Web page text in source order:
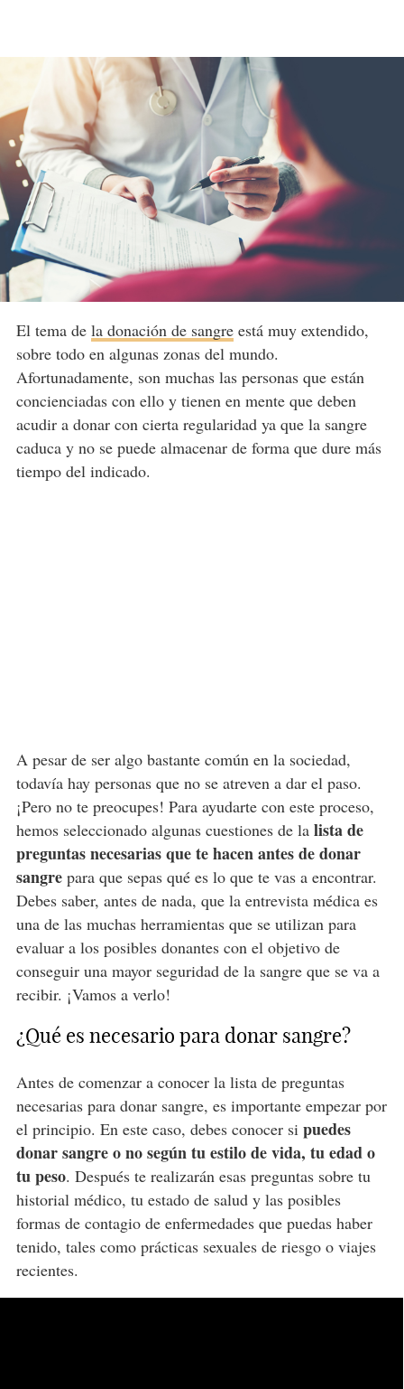
El tema de la donación de sangreestá muy extendido,
sobre todo en algunas zonas del mundo.
Afortunadamente, son muchas las personas que están
concienciadas con ello y tienen en mente que deben
acudir a donar con cierta regularidad ya que la sangre
caduca y no se puede almacenar de forma que dure más
tiempo del indicado.
A pesar de ser algo bastante común en la sociedad,
todavía hay personas que no se atreven a dar el paso.
¡Pero no te preocupes! Para ayudarte con este proceso,
hemos seleccionado algunas cuestiones de lalista de
preguntas necesarias que te hacen antes de donar
sangrepara que sepas qué es lo que te vas a encontrar.
Debes saber, antes de nada, que la entrevista médica es
una de las muchas herramientas que se utilizan para
evaluar a los posibles donantes con el objetivo de
conseguir una mayor seguridad de la sangre que se va a
recibir. ¡Vamos a verlo!
¿Qué es necesario para donar sangre?
Antes de comenzar a conocer la lista de preguntas
necesarias para donar sangre, es importante empezar por
el principio. En este caso, debes conocer si puedes
donar sangre o no según tu estilo de vida, tu edad o
tu peso. Después te realizarán esas preguntas sobre tu
historial médico, tu estado de salud y las posibles
formas de contagio de enfermedades que puedas haber
tenido, tales como prácticas sexuales de riesgo o viajes
recientes.